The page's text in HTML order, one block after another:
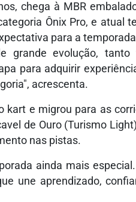
chega à MBR
Ônix Pro, e atual
para a
grande evolução, tanto
para adquirir
acrescenta.
kart e migrou para as
de Ouro (Turismo
nas pistas.
ainda mais
une aprendizado,